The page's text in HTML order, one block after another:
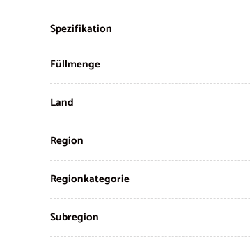
Spezifikation
Füllmenge
Land
Region
Regionkategorie
Subregion